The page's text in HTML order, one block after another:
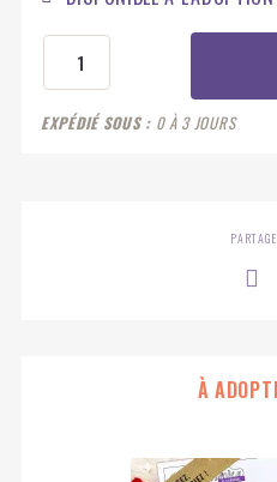
EXPÉDIÉ SOUS 0 À 3 JOURS
À